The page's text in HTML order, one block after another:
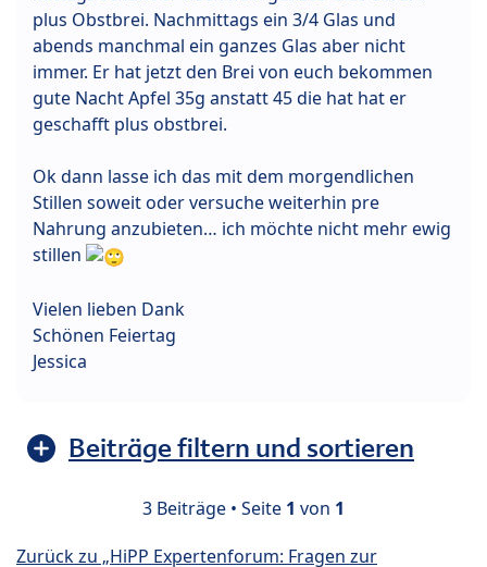
plus Obstbrei. Nachmittags ein 3/4 Glas und
abends manchmal ein ganzes Glas aber nicht
immer. Er hat jetzt den Brei von euch bekommen
gute Nacht Apfel 35g anstatt 45 die hat hat er
geschafft plus obstbrei.
Ok dann lasse ich das mit dem morgendlichen
Stillen soweit oder versuche weiterhin pre
Nahrung anzubieten… ich möchte nicht mehr ewig
stillen
Vielen lieben Dank
Schönen Feiertag
Jessica
Beiträge filtern und sortieren
3 Beiträge • Seite 1 von 1
Zurück zu „HiPP Expertenforum: Fragen zur